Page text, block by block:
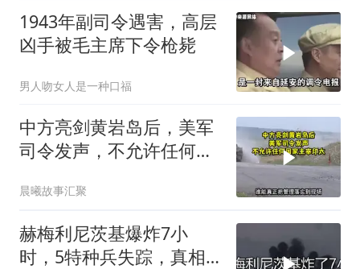
1943年副司令遇害，高层
凶手被毛主席下令枪毙
男人吻女人是一种口福
中方亮剑黄岩岛后，美军
司令发声，不允许任何国
晨曦故事汇聚
赫梅利尼茨基爆炸7小
时，5特种兵失踪，真相